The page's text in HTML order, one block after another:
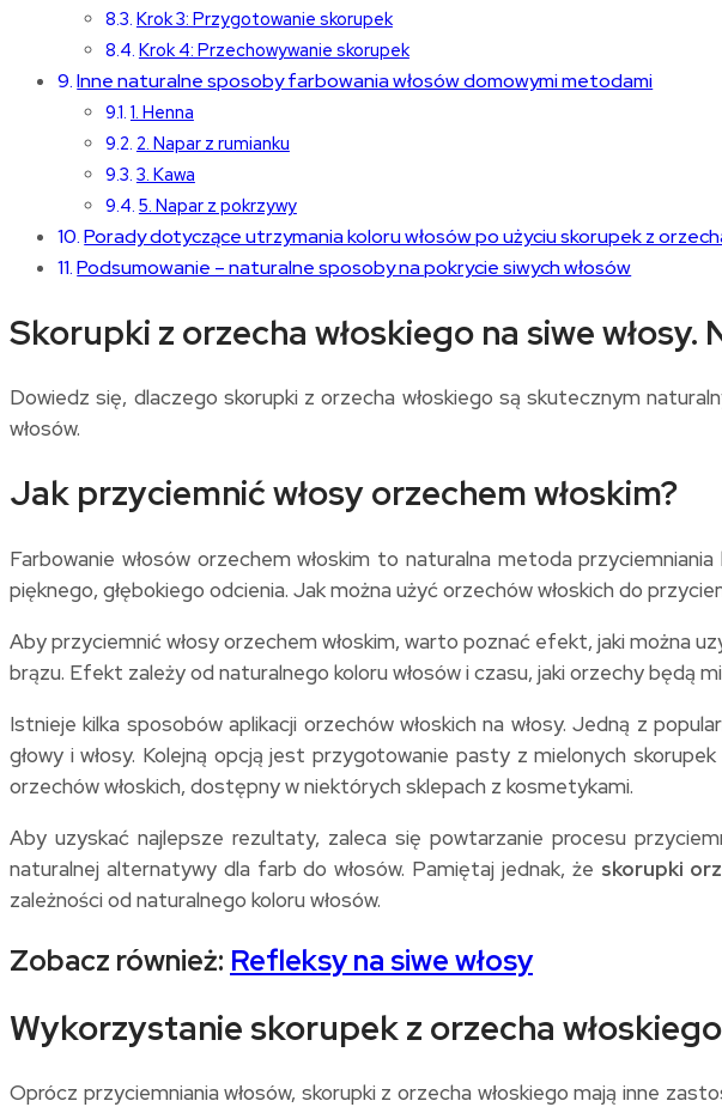
Krok 3: Przygotowanie skorupek
Krok 4: Przechowywanie skorupek
Inne naturalne sposoby farbowania włosów domowymi metodami
1. Henna
2. Napar z rumianku
3. Kawa
5. Napar z pokrzywy
Porady dotyczące utrzymania koloru włosów po użyciu skorupek z
Podsumowanie – naturalne sposoby na pokrycie siwych włosów
Skorupki z orzecha włoskiego na siwe
Dowiedz się, dlaczego skorupki z orzecha włoskiego są skutecznym
włosów.
Jak przyciemnić włosy orzechem włoskim?
Farbowanie włosów orzechem włoskim to naturalna metoda
pięknego, głębokiego odcienia. Jak można użyć orzechów włoskich do
Aby przyciemnić włosy orzechem włoskim, warto poznać efekt, jaki można
brązu. Efekt zależy od naturalnego koloru włosów i czasu, jaki orzechy będą
Istnieje kilka sposobów aplikacji orzechów włoskich na włosy. Jedną z
głowy i włosy. Kolejną opcją jest przygotowanie pasty z mielonych
orzechów włoskich, dostępny w niektórych sklepach z kosmetykami.
Aby uzyskać najlepsze rezultaty, zaleca się powtarzanie procesu
naturalnej alternatywy dla farb do włosów. Pamiętaj jednak, że skorupki
zależności od naturalnego koloru włosów.
Zobacz również: Refleksy na siwe włosy
Wykorzystanie skorupek z orzecha
Oprócz przyciemniania włosów, skorupki z orzecha włoskiego mają inne